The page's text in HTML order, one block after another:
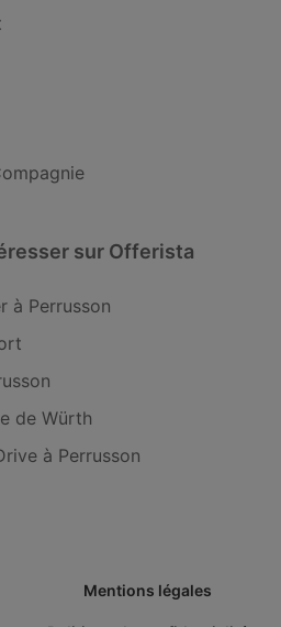
sur Offerista
à Perrusson
de Würth
à Perrusson
Mentions légales